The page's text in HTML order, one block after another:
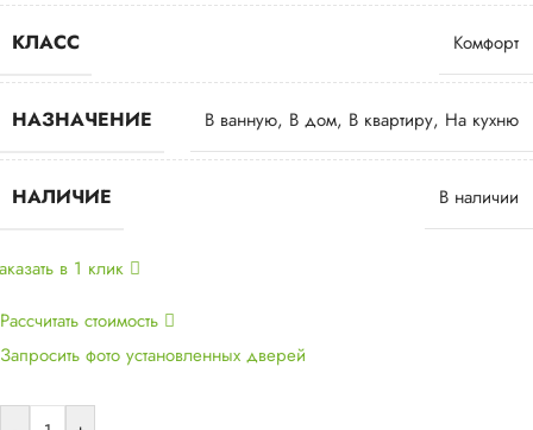
КЛАСС Комфорт
НАЗНАЧЕНИЕ В ванную, В дом, В квартиру, На кухню
НАЛИЧИЕ В наличии
в 1 клик
Рассчитать стоимость
Запросить фото установленных дверей